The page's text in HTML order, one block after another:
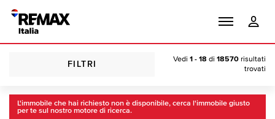
FILTRI
Vedi 1 - 18 di 18570 risultati
trovati
L'immobile che hai richiesto non è disponibile, cerca l'immobile giusto
per te sul nostro motore di ricerca.